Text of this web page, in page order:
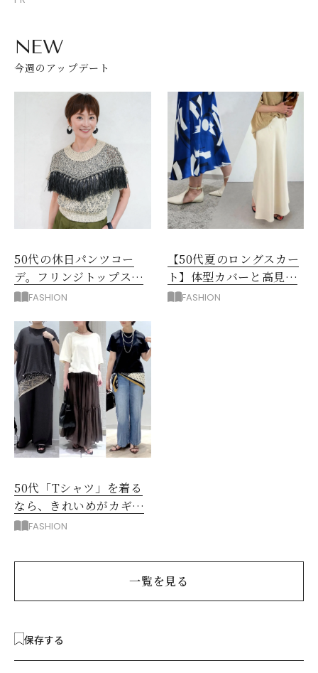
NEW
今週のアップデート
50代の休日パンツコー
デ。フリンジトップスを
主役に洗練アースカラー
FASHION
【50代夏のロングスカー
ト】体型カバーと高見え
を叶える4コーデ
FASHION
50代「Tシャツ」を着る
なら、きれいめがカギ！
部屋着に見えないコツ
FASHION
一覧を見る
保存する